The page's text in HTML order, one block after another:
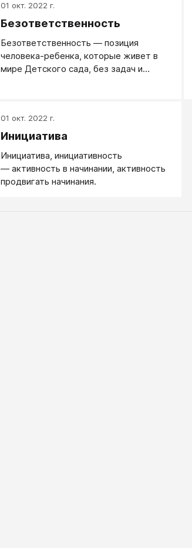
01 окт. 2022 г.
Безответственность
Безответственность — позиция
человека-ребенка, которые живет в
мире Детского сада, без задач и
01 окт. 2022 г.
Инициатива
Инициатива, инициативность
— активность в начинании, активность
продвигать начинания.